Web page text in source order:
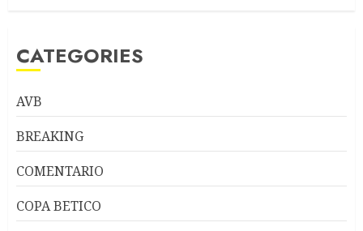
CATEGORIES
AVB
BREAKING
COMENTARIO
COPA BETICO